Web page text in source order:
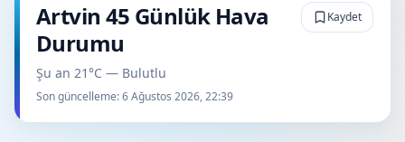
Artvin 45 Günlük Hava
Durumu
Şu an 21°C — Bulutlu
Son güncelleme:6 Ağustos 2026, 22:39
Kaydet